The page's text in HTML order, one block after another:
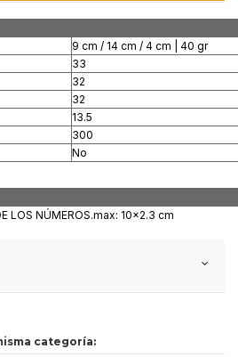
9 cm / 14 cm / 4 cm | 40 gr
33
32
32
13.5
300
No
LOS NÚMEROS.max: 10x2.3 cm
categoría: